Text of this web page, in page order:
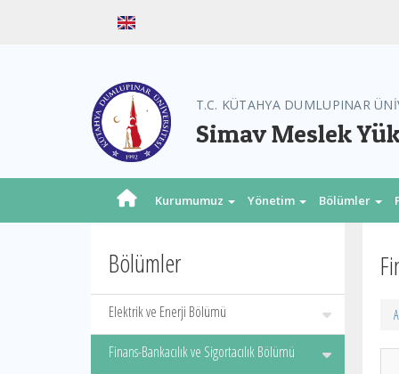
T.C. KÜTAHYA DUMLUPINAR
Simav Meslek
Kurumumuz Yönetim Bölümler
Bölümler
Elektrik ve Enerji Bölümü
Finans-Bankacılık ve Sigortacılık Bölümü